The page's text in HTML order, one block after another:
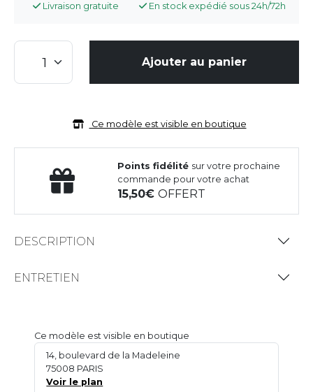
Livraison gratuite En stock expédié sous 24h/72h
Ajouter au panier
Ce modèle est visible en boutique
Points fidélité sur votre prochaine
commande pour votre achat
15,50OFFERT
DESCRIPTION
ENTRETIEN
Ce modèle est visible en boutique
14, boulevard de la Madeleine
75008 PARIS
Voir le plan